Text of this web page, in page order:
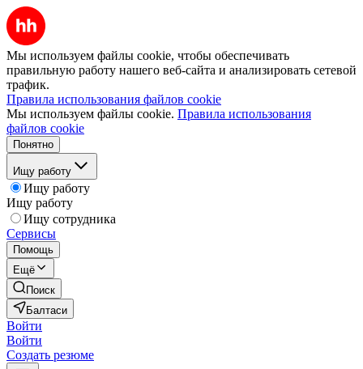
Мы используем файлы cookie, чтобы обеспечивать
правильную работу нашего веб-сайта и анализировать сетевой
трафик.
Правила использования файлов cookie
Мы используем файлы cookie. Правила использования
файлов cookie
Понятно
Ищу работу
Ищу работу
Ищу работу
Ищу сотрудника
Сервисы
Помощь
Ещё
Поиск
Балтаси
Войти
Войти
Создать резюме